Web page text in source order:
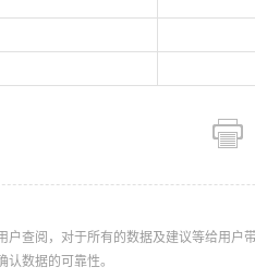
户查阅，对于所有的数据及建议等给用
数据的可靠性。